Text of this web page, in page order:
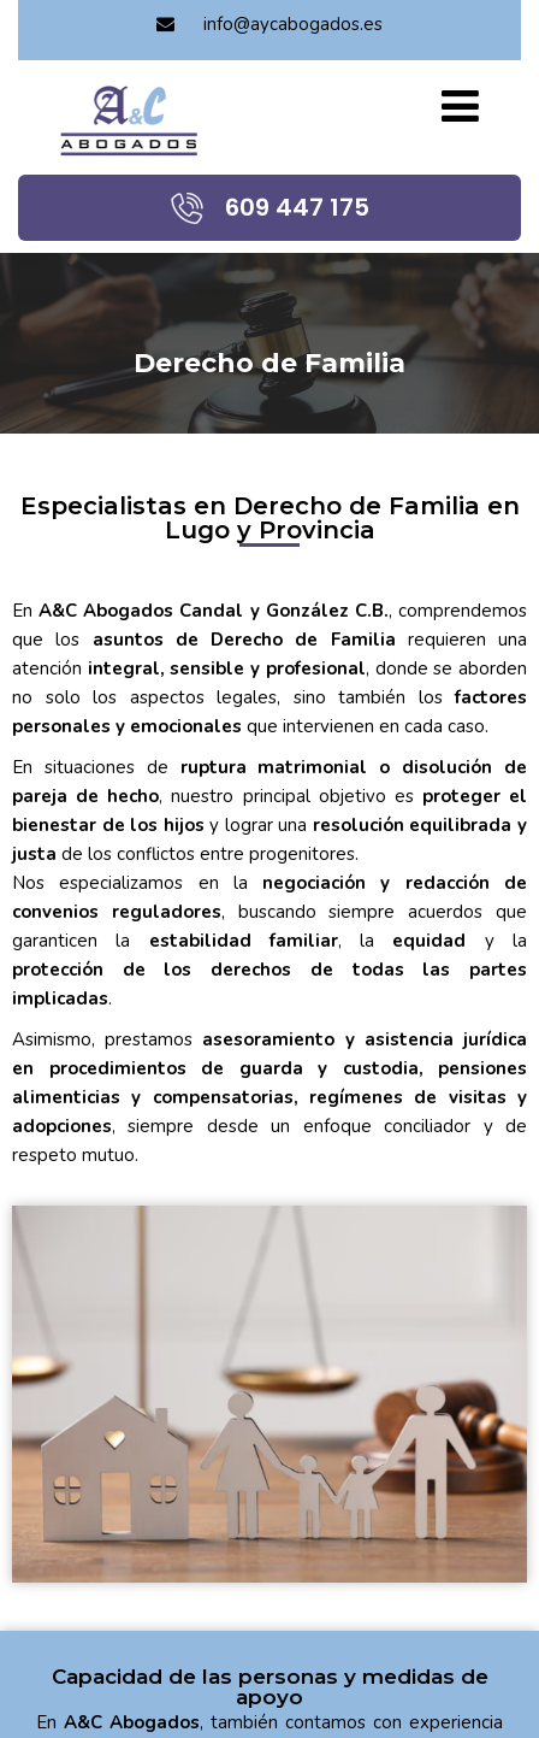
info@aycabogados.es
609 447 175
Derecho de Familia
Especialistas en Derecho de Familia en
Lugo y Provincia
EnA&C Abogados Candal y González C.B., comprendemos
que los asuntos de Derecho de Familia requieren una
atención integral, sensible y profesional, donde se aborden
no solo los aspectos legales, sino también losfactores
personales y emocionales que intervienen en cada caso.
En situaciones de ruptura matrimonial o disolución de
pareja de hecho, nuestro principal objetivo es proteger el
bienestar de los hijos y lograr una resolución equilibrada y
justa de los conflictos entre progenitores.
Nos especializamos en la negociación y redacción de
convenios reguladores, buscando siempre acuerdos que
garanticen la estabilidad familiar, la equidad y la
protección de los derechos de todas las partes
implicadas.
Asimismo, prestamos asesoramiento y asistencia jurídica
en procedimientos de guarda y custodia, pensiones
alimenticias y compensatorias, regímenes de visitas y
adopciones, siempre desde un enfoque conciliador y de
respeto mutuo.
Capacidad de las personas y medidas de
apoyo
En A&C Abogados, también contamos con experiencia